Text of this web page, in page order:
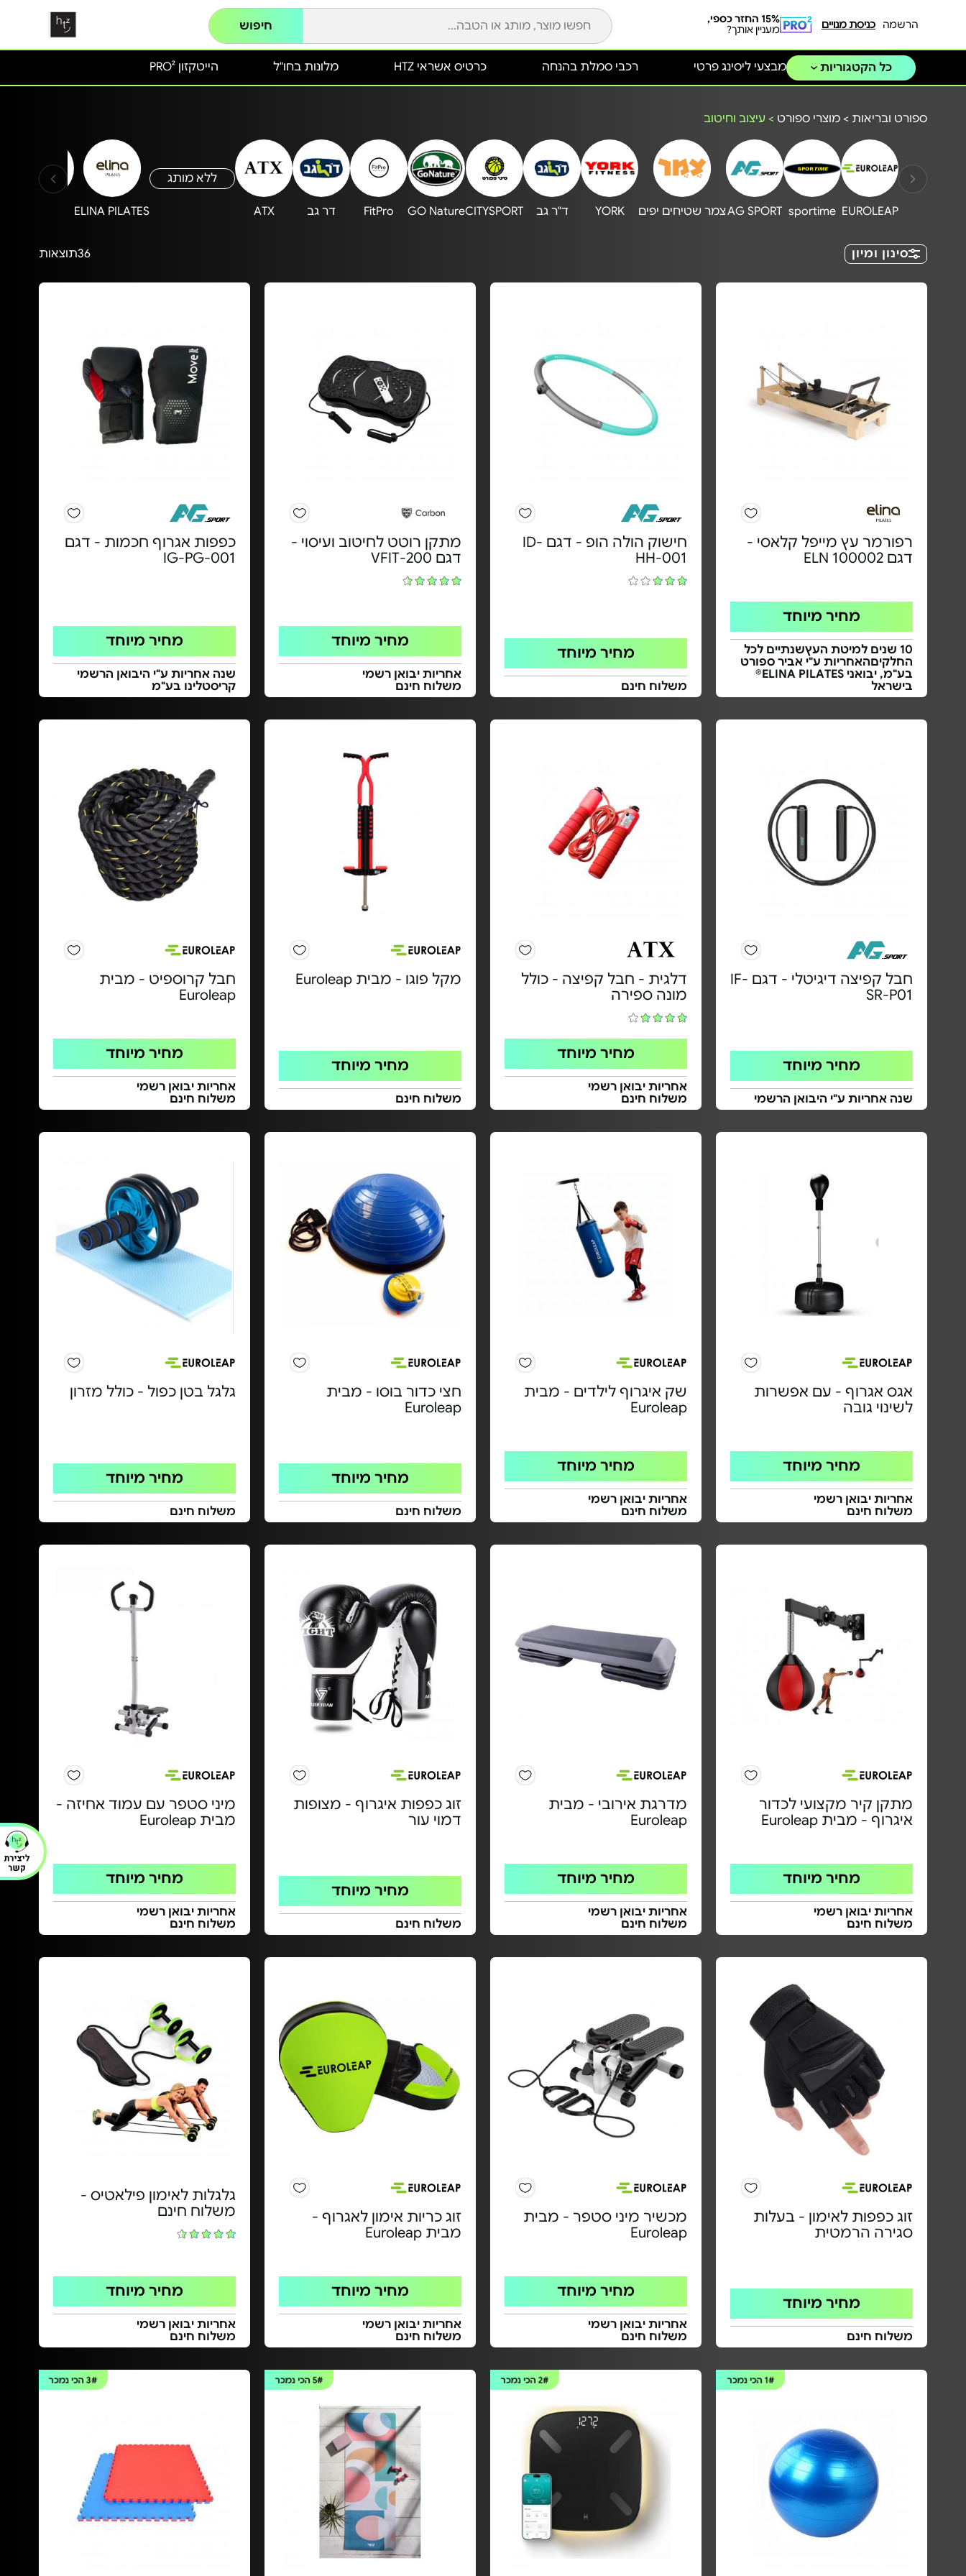
הרשמה כניסת מנויים
15% החזר כספי,
מעניין אותך?
חיפוש
כל הקטגוריות הייטקזון PRO² מלונות בחו"ל כרטיס אשראי HTZ מבצעי ליסינג פרטי רכבי סמלת בהנחה
ספורט ובריאות > מוצרי ספורט > עיצוב וחיטוב
EUROLEAP
sportime
AG SPORTצמר שטיחים יפים YORK ד"ר גב CITYSPORT
GO Nature
FitPro דר גב ATX
ללא מותג
ELINA PILATES
סינון ומיון 36תוצאות
רפורמר עץ מייפל קלאסי -
דגם ELN 100002
מחיר מיוחד
10 שנים למיטת העץשנתיים לכל
החלקיםהאחריות ע"י אביר ספורט
בע"מ, יבואני ELINA PILATES®
בישראל
חישוק הולה הופ - דגם ID-
HH-001
מחיר מיוחד
משלוח חינם
מתקן רוטט לחיטוב ועיסוי -
דגם VFIT-200
מחיר מיוחד
אחריות יבואן רשמי
משלוח חינם
כפפות אגרוף חכמות - דגם
IG-PG-001
מחיר מיוחד
שנה אחריות ע"י היבואן הרשמי
קריסטלינו בע"מ
חבל קפיצה דיגיטלי - דגם IF-
SR-P01
מחיר מיוחד
שנה אחריות ע"י היבואן הרשמי
דלגית - חבל קפיצה - כולל
מונה ספירה
מחיר מיוחד
אחריות יבואן רשמי
משלוח חינם
מקל פוגו - מבית Euroleap
מחיר מיוחד
משלוח חינם
חבל קרוספיט - מבית
Euroleap
מחיר מיוחד
אחריות יבואן רשמי
משלוח חינם
אגס אגרוף - עם אפשרות
לשינוי גובה
מחיר מיוחד
אחריות יבואן רשמי
משלוח חינם
שק איגרוף לילדים - מבית
Euroleap
מחיר מיוחד
אחריות יבואן רשמי
משלוח חינם
חצי כדור בוסו - מבית
Euroleap
מחיר מיוחד
משלוח חינם
גלגל בטן כפול - כולל מזרון
מחיר מיוחד
משלוח חינם
מתקן קיר מקצועי לכדור
איגרוף - מבית Euroleap
מחיר מיוחד
אחריות יבואן רשמי
משלוח חינם
מדרגת אירובי - מבית
Euroleap
מחיר מיוחד
אחריות יבואן רשמי
משלוח חינם
זוג כפפות איגרוף - מצופות
דמוי עור
מחיר מיוחד
משלוח חינם
מיני סטפר עם עמוד אחיזה -
מבית Euroleap
מחיר מיוחד
אחריות יבואן רשמי
משלוח חינם
זוג כפפות לאימון - בעלות
סגירה הרמטית
מחיר מיוחד
משלוח חינם
מכשיר מיני סטפר - מבית
Euroleap
מחיר מיוחד
אחריות יבואן רשמי
משלוח חינם
זוג כריות אימון לאגרוף -
מבית Euroleap
מחיר מיוחד
אחריות יבואן רשמי
משלוח חינם
גלגלות לאימון פילאטיס -
משלוח חינם
מחיר מיוחד
אחריות יבואן רשמי
משלוח חינם
1#הכי נמכר 2#הכי נמכר 5#הכי נמכר 3#הכי נמכר